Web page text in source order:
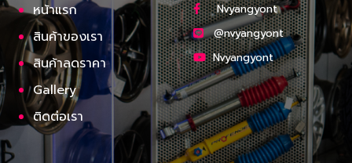
หน้าแรก
สินค้าของเรา
สินค้าลดราคา
Gallery
ติดต่อเรา
Nvyangyont
@nvyangyont
Nvyangyont